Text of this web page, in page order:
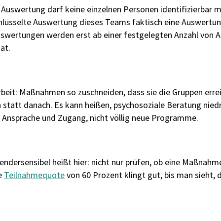
darf keine einzelnen Personen identifizierbar
Auswertung dieses Teams faktisch eine
werden erst ab einer festgelegten Anzahl von
Maßnahmen so zuschneiden, dass sie die Gruppen
danach. Es kann heißen, psychosoziale Beratung
und Zugang, nicht völlig neue Programme.
heißt hier: nicht nur prüfen, ob eine
Teilnahmequotevon 60 Prozent klingt gut, bis man sieht,